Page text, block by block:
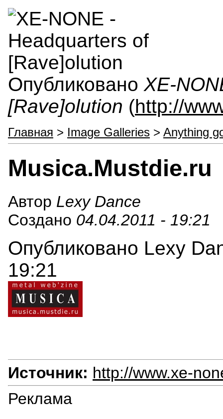
Опубликовано XE-
[Rave]olution (http://
Главная > Image Galleries > Anything
Musica.Mustdie.ru
Автор Lexy Dance
Создано 04.04.2011 - 19:21
Опубликовано Lexy
19:21
Источник: http://www.xe-
Реклама